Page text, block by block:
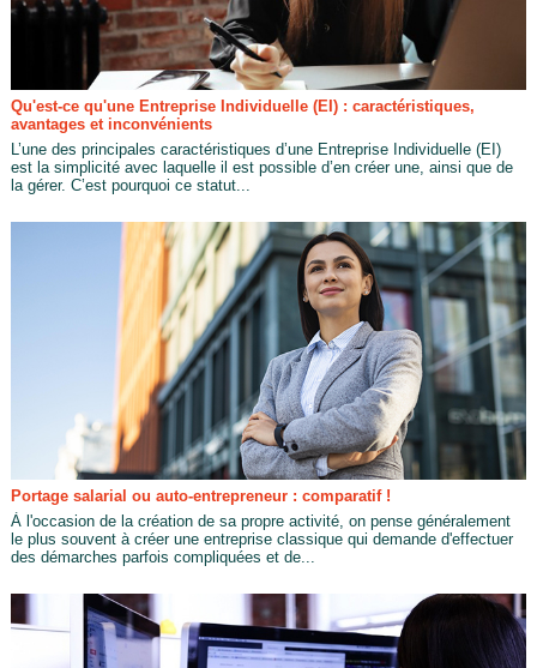
Qu'est-ce qu'une Entreprise Individuelle (EI) : caractéristiques,
avantages et inconvénients
L’une des principales caractéristiques d’une Entreprise Individuelle (EI)
est la simplicité avec laquelle il est possible d’en créer une, ainsi que de
la gérer. C’est pourquoi ce statut...
Portage salarial ou auto-entrepreneur : comparatif !
À l'occasion de la création de sa propre activité, on pense généralement
le plus souvent à créer une entreprise classique qui demande d'effectuer
des démarches parfois compliquées et de...